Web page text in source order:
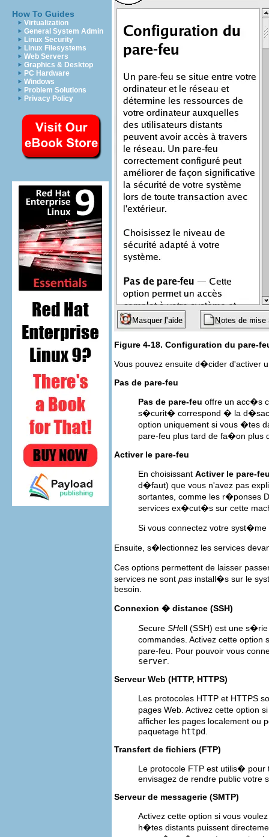
How To Guides
Virtualization
General System Admin
Linux Security
Linux Filesystems
Web Servers
Graphics & Desktop
PC Hardware
Windows
Problem Solutions
Privacy Policy
Figure 4-18. Configuration du pare-
Vous pouvez ensuite d�cider d'activer
Pas de pare-feu
Pas de pare-feu offre un acc�s
s�curit� correspond � la
option uniquement si vous �tes
pare-feu plus tard de fa�on
Activer le pare-feu
En choisissant Activer le pare-
d�faut) que vous n'avez pas
sortantes, comme les r�ponses
services ex�cut�s sur cette
Si vous connectez votre
Ensuite, s�lectionnez les services
Ces options permettent de laisser
services ne sont pas install�s sur le
besoin.
Connexion � distance (SSH)
Secure SHell (SSH) est une
commandes. Activez cette
pare-feu. Pour pouvoir vous
server
Serveur Web (HTTP, HTTPS)
Les protocoles HTTP et HTTPS
pages Web. Activez cette option
afficher les pages localement ou
paquetage httpd
Transfert de fichiers (FTP)
Le protocole FTP est utilis�
envisagez de rendre public votre
Serveur de messagerie (SMTP)
Activez cette option si vous
h�tes distants puissent